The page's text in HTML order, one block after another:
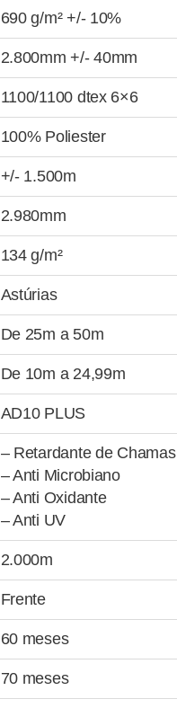
690 g/m² +/- 10%
2.800mm +/- 40mm
1100/1100 dtex 6×6
100% Poliester
+/- 1.500m
2.980mm
134 g/m²
Astúrias
De 25m a 50m
De 10m a 24,99m
AD10 PLUS
– Retardante de Chamas
– Anti Microbiano
– Anti Oxidante
– Anti UV
2.000m
Frente
60 meses
70 meses